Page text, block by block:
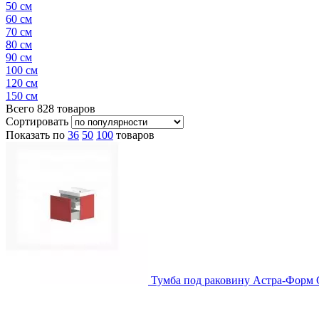
50 см
60 см
70 см
80 см
90 см
100 см
120 см
150 см
Всего 828 товаров
Сортировать
Показать по 36 50 100 товаров
Тумба под раковину Астра-Форм